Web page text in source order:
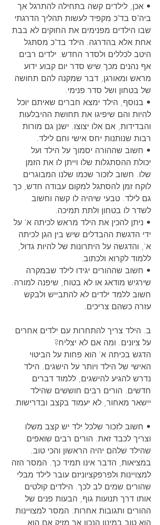
• אכן, לילדים קשה בתחילה להתרגל אך
ביה"ס בד"כ מקפיד לעשות תהליך הדרגתי
שבו הילדים מפנימים את החוקים לא בבת
אחת אלא בהדרגה. הילד בד"כ מסתגל
היטב לכללים ולסדר החדש. ילדים רבים
אף נהנים מכך שיש סדר יום קבוע ידוע
מראש ומאורגן, דבר שמקנה להם תחושה
של בטחון ושל סדר פנימי.
• בנוסף, הילד ימצא חברים שאיתם יוכל
להיות והם שיפיגו את תחושת ההיבלעות
והבדידות, אם אלו יצוצו. ישנן גם מורות
רבות שנותנות יחס אישי וחם לילד.
• חשוב שההורה יסמוך על הילד ועל
יכולת ההסתגלות שלו וייתן לו את הזמן
שלו. חשוב לזכור שכמו שלנו המבוגרים
לוקח זמן להסתגל למקום עבודה חדש, כך
גם לילד. טבעי שיהיה לו קשה וחשוב
לשדר לו בטחון ולתת תמיכה.
• ניתן להכין את הילד מראש לכיתה א' על
ידי הדגשת ההבדלים שיש בין הגן לכיתה
א', והדגשה על היתרונות של להיות גדול,
ללמוד לקרוא ולכתוב.
• חשוב שההורים יגידו לילד שבמקרה
שירגיש מודאג או לא בטוח, שיפנה למורה.
חשוב ללמד ילדים לא להתבייש ולבקש
עזרה כשהם צריכים.
ב. הילד צריך להתחרות עם ילדים אחרים
על ציונים. ומה אם לא יצליח?
הדגש בכיתה א' הוא פחות על הביטוי
האישי של הילד ויותר על הישגים. הילד
נדרש להגיע להישגים, ללמוד דברים
חדשים. הורים רבים חוששים שהילד
יישאר מאחור, לא יעמוד בקצב ובדרישות.
• חשוב לזכור שלכל ילד יש קצב משלו
וצריך לכבד זאת. הורים רבים שואפים
שהילד שלהם יהיה הראשון והכי טוב.
במציאות, הדבר אינו תמיד כך. המסר הזה
למצויינות ולפרפקציוניזם עובר לילד מבלי
שהורים שמים לב לכך. הילדים קולטים
אותו דרך תנועות גוף, הבעות פנים של
ההורים ותגובות אחרות. המסר למצויינות
הוא טוב במינון הנכון אך מזיק אם הוא